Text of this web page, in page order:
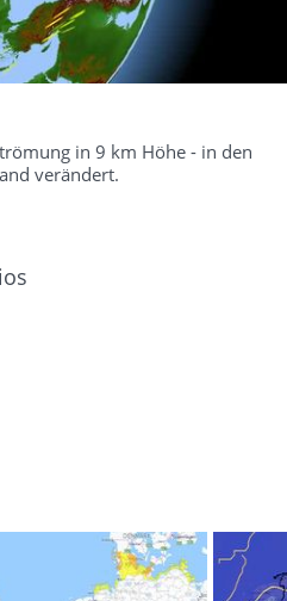
in 9 km Höhe - in den
verändert.